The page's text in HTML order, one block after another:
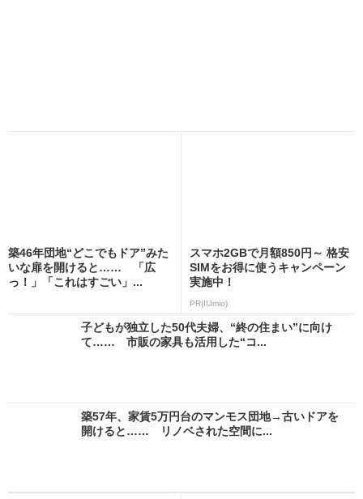
築46年団地“どこでもドア”みた
いな扉を開けると…… 「広
っ！」「これはすごい」...
スマホ2GBで月額850円～ 格安
SIMをお得に使うキャンペーン
実施中！
PR(IIJmio)
子どもが独立した50代夫婦、“終の住まい”に向け
て…… 市販の家具も活用した“コ...
築57年、家賃5万円台のマンモス団地→古いドアを
開けると…… リノベされた空間に...